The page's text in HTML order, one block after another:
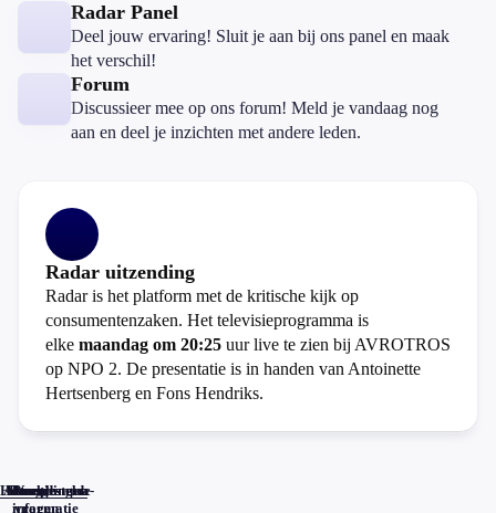
Radar Panel
Deel jouw ervaring! Sluit je aan bij ons panel en maak
het verschil!
Forum
Discussieer mee op ons forum! Meld je vandaag nog
aan en deel je inzichten met andere leden.
Radar uitzending
Radar is het platform met de kritische kijk op
consumentenzaken. Het televisieprogramma is
elke maandag om 20:25 uur live te zien bij AVROTROS
op NPO 2. De presentatie is in handen van Antoinette
Hertsenberg en Fons Hendriks.
Home
Actueel
Uitzendingen
Reacties
Programma-
informatie
Veelgestelde
vragen